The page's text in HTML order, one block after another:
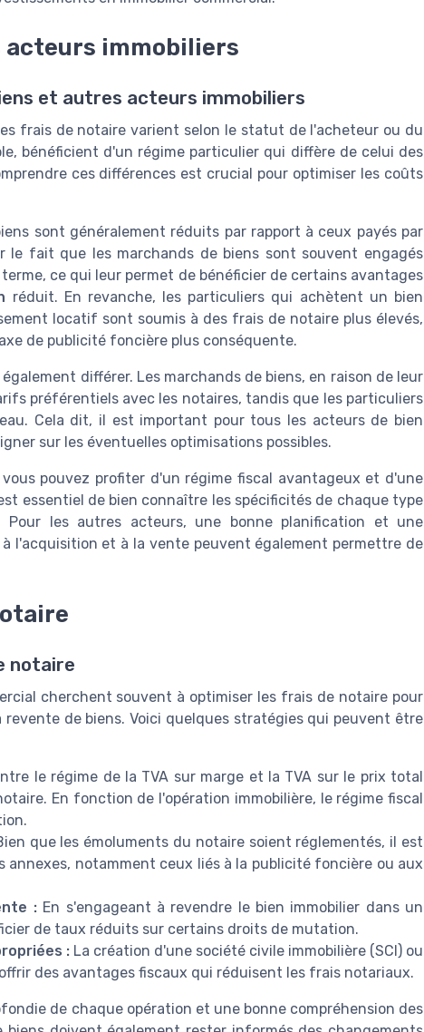
acteurs immobiliers
et autres acteurs immobiliers
frais de notaire varient selon le statut de l'acheteur ou du
bénéficient d'un régime particulier qui diffère de celui des
ces différences est crucial pour optimiser les coûts
sont généralement réduits par rapport à ceux payés par
le fait que les marchands de biens sont souvent engagés
ce qui leur permet de bénéficier de certains avantages
réduit. En revanche, les particuliers qui achètent un bien
locatif sont soumis à des frais de notaire plus élevés,
de publicité foncière plus conséquente.
différer. Les marchands de biens, en raison de leur
préférentiels avec les notaires, tandis que les particuliers
Cela dit, il est important pour tous les acteurs de bien
sur les éventuelles optimisations possibles.
pouvez profiter d'un régime fiscal avantageux et d'une
essentiel de bien connaître les spécificités de chaque type
Pour les autres acteurs, une bonne planification et une
l'acquisition et à la vente peuvent également permettre de
notaire
cherchent souvent à optimiser les frais de notaire pour
de biens. Voici quelques stratégies qui peuvent être
le régime de la TVA sur marge et la TVA sur le prix total
En fonction de l'opération immobilière, le régime fiscal
que les émoluments du notaire soient réglementés, il est
annexes, notamment ceux liés à la publicité foncière ou aux
:En s'engageant à revendre le bien immobilier dans un
de taux réduits sur certains droits de mutation.
: La création d'une société civile immobilière (SCI) ou
des avantages fiscaux qui réduisent les frais notariaux.
de chaque opération et une bonne compréhension des